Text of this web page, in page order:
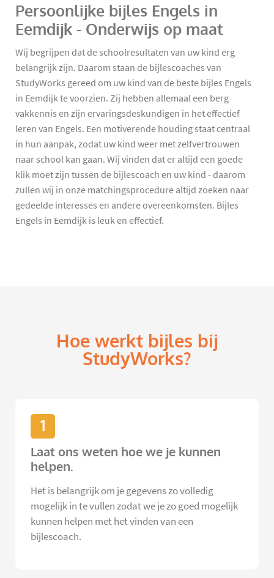
Persoonlijke bijles Engels in
Eemdijk - Onderwijs op maat
Wij begrijpen dat de schoolresultaten van uw kind erg
belangrijk zijn. Daarom staan de bijlescoaches van
StudyWorks gereed om uw kind van de beste bijles Engels
in Eemdijk te voorzien. Zij hebben allemaal een berg
vakkennis en zijn ervaringsdeskundigen in het effectief
leren van Engels. Een motiverende houding staat centraal
in hun aanpak, zodat uw kind weer met zelfvertrouwen
naar school kan gaan. Wij vinden dat er altijd een goede
klik moet zijn tussen de bijlescoach en uw kind - daarom
zullen wij in onze matchingsprocedure altijd zoeken naar
gedeelde interesses en andere overeenkomsten. Bijles
Engels in Eemdijk is leuk en effectief.
Hoe werkt bijles bij
StudyWorks?
1
Laat ons weten hoe we je kunnen
helpen.
Het is belangrijk om je gegevens zo volledig
mogelijk in te vullen zodat we je zo goed mogelijk
kunnen helpen met het vinden van een
bijlescoach.